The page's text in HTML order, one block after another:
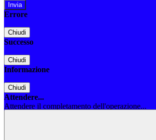
Errore
Chiudi
Successo
Chiudi
Informazione
Chiudi
Attendere...
Attendere il completamento dell'operazione...